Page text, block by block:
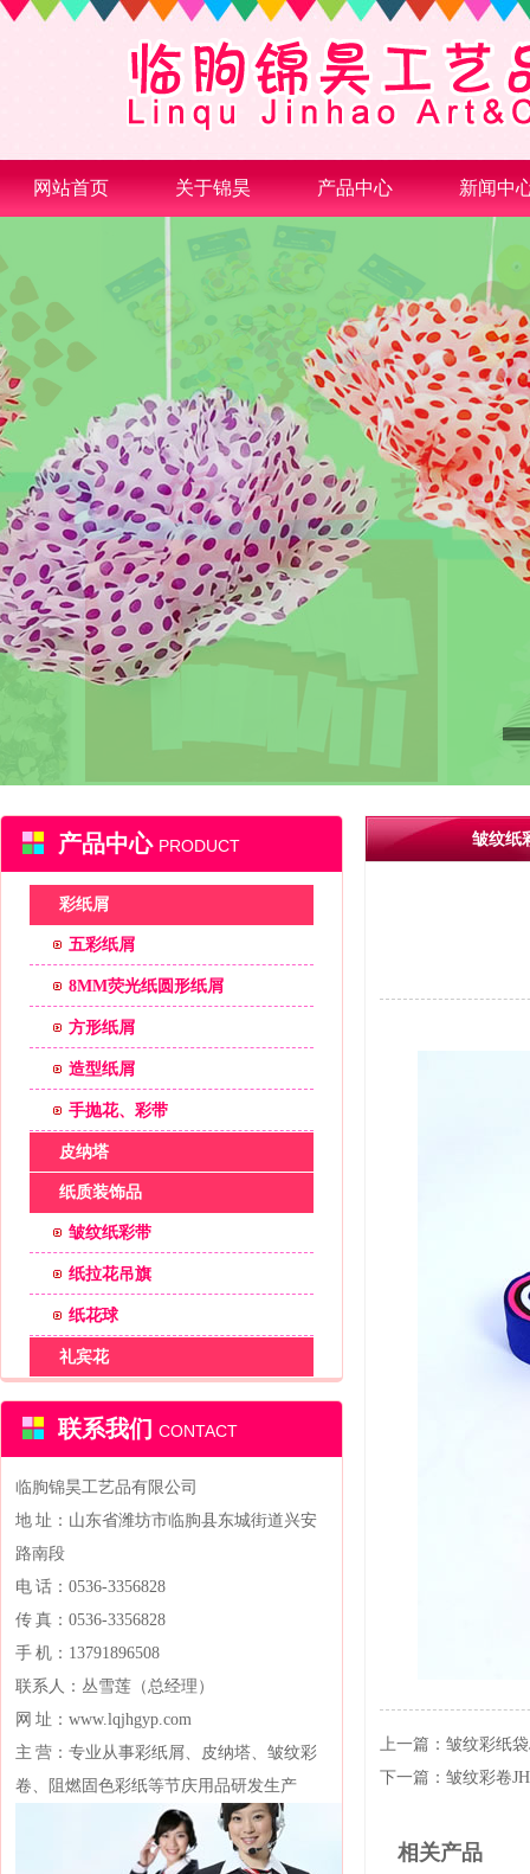
网站首页 关于锦昊 产品中心 新闻中
产品中心 PRODUCT
彩纸屑
五彩纸屑
8MM荧光纸圆形纸屑
方形纸屑
造型纸屑
手抛花、彩带
皮纳塔
纸质装饰品
皱纹纸彩带
纸拉花吊旗
纸花球
礼宾花
联系我们 CONTACT
临朐锦昊工艺品有限公司
地 址：山东省潍坊市临朐县东城街道兴安
路南段
电 话：0536-3356828
传 真：0536-3356828
手 机：13791896508
联系人：丛雪莲（总经理）
网 址：www.lqjhgyp.com
主 营：专业从事彩纸屑、皮纳塔、皱纹彩
卷、阻燃固色彩纸等节庆用品研发生产
皱纹纸
上一篇： 皱纹彩纸袋
下一篇： 皱纹彩卷
相关产品